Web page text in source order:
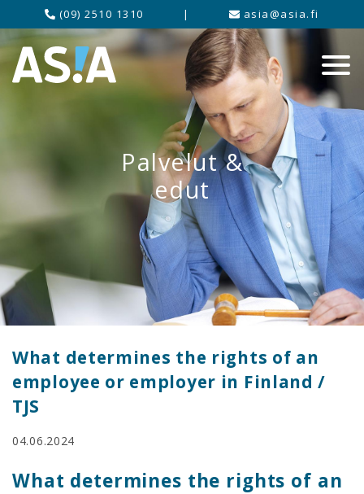
(09) 2510 1310 | asia@asia.fi
Palvelut &
edut
What determines the rights of an
employee or employer in Finland /
TJS
04.06.2024
What determines the rights of an